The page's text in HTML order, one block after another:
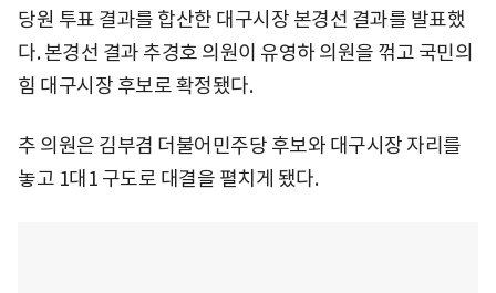
당원 투표 결과를 합산한 대구시장 본경선 결과를 발표했
다. 본경선 결과 추경호 의원이 유영하 의원을 꺾고 국민의
힘 대구시장 후보로 확정됐다.
추 의원은 김부겸 더불어민주당 후보와 대구시장 자리를
놓고 1대1 구도로 대결을 펼치게 됐다.